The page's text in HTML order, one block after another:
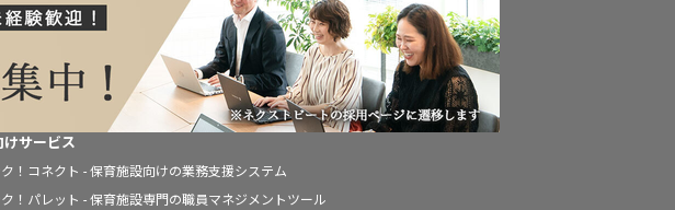
けサービス
！コネクト - 保育施設向けの業務支援システム
！パレット - 保育施設専門の職員マネジメントツール